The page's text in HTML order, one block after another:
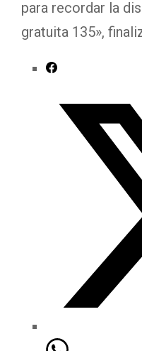
para recordar la
gratuita 135»,